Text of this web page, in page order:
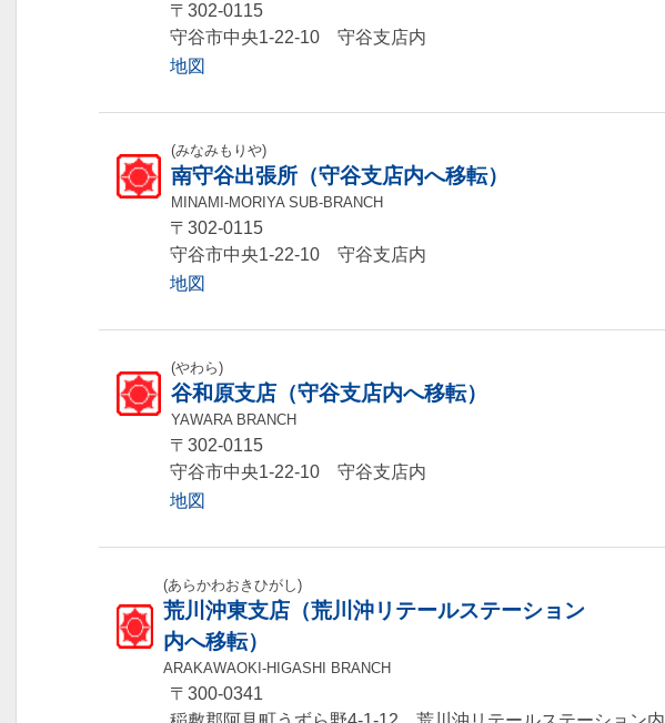
〒302-0115
守谷市中央1-22-10 守谷支店内
地図
(みなみもりや)
南守谷出張所（守谷支店内へ移転）
MINAMI-MORIYA SUB-BRANCH
〒302-0115
守谷市中央1-22-10 守谷支店内
地図
(やわら)
谷和原支店（守谷支店内へ移転）
YAWARA BRANCH
〒302-0115
守谷市中央1-22-10 守谷支店内
地図
(あらかわおきひがし)
荒川沖東支店（荒川沖リテールステーション
内へ移転）
ARAKAWAOKI-HIGASHI BRANCH
〒300-0341